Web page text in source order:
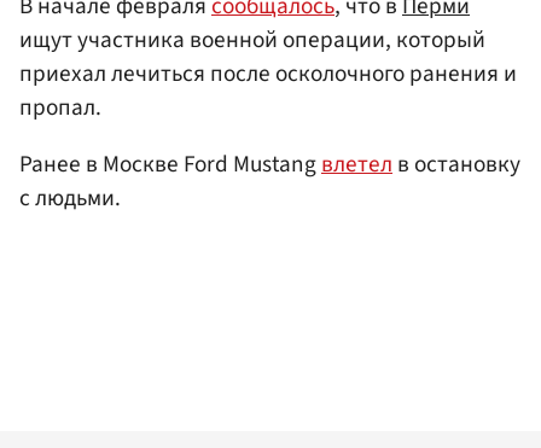
ищут участника военной операции, который
приехал лечиться после осколочного ранения и
пропал.
Ранее в Москве Ford Mustangвлетелв остановку
с людьми.